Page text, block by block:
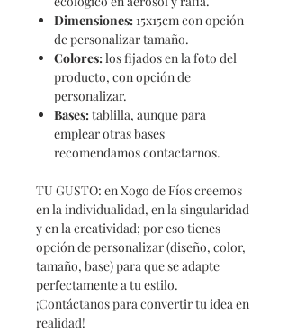
Dimensiones:15x15cm con opción
de personalizar tamaño.
Colores:los fijados en la foto del
producto, con opción de
personalizar.
Bases:tablilla, aunque para
emplear otras bases
recomendamos contactarnos.
TU GUSTO: en Xogo de Fíos creemos
en la individualidad, en la singularidad
y en la creatividad; por eso tienes
opción de personalizar (diseño, color,
tamaño, base) para que se adapte
perfectamente a tu estilo.
¡Contáctanos para convertir tu idea en
realidad!